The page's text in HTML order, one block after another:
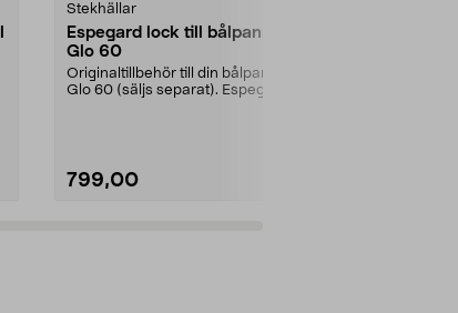
Stekhällar
Espegard lock till bålpanna
Glo 60
Originaltillbehör till din bålpanna
Glo 60 (säljs separat). Espegard
799,00